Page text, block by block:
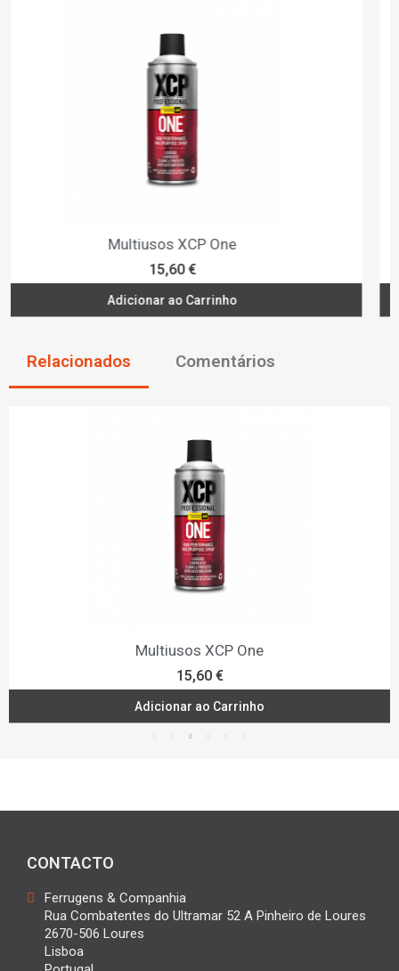
Pulverizador Solventes 1.5L MESTO
29,40 €
Adicionar ao Carrinho
Relacionados Comentários
Bloqueador da Corrosão XCP Rust Blocker Clear Coat
31,00 €
Adicionar ao Carrinho
CONTACTO
Ferrugens & Companhia
Rua Combatentes do Ultramar 52 A Pinheiro de Loures
2670-506 Loures
Lisboa